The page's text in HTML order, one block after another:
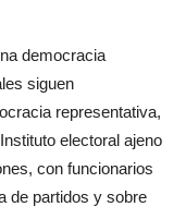
democracia
siguen
representativa,
electoral ajeno
con funcionarios
de partidos y sobre